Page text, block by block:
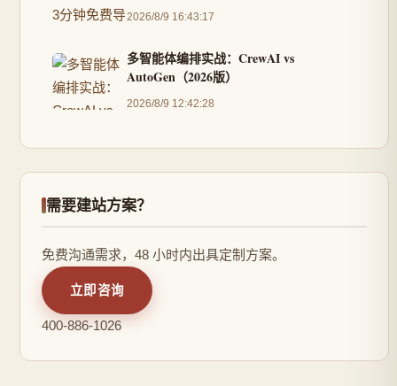
2026/8/9 16:43:17
多智能体编排实战：CrewAI vs
AutoGen（2026版）
2026/8/9 12:42:28
需要建站方案？
免费沟通需求，48 小时内出具定制方案。
立即咨询
400-886-1026